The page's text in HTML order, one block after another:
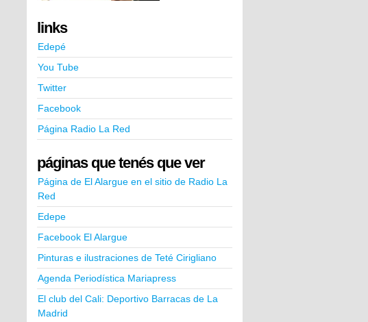
links
Edepé
You Tube
Twitter
Facebook
Página Radio La Red
páginas que tenés que ver
Página de El Alargue en el sitio de Radio La
Red
Edepe
Facebook El Alargue
Pinturas e ilustraciones de Teté Cirigliano
Agenda Periodística Mariapress
El club del Cali: Deportivo Barracas de La
Madrid